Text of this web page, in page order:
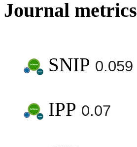
Journal metrics
SNIP 0.059
IPP 0.07